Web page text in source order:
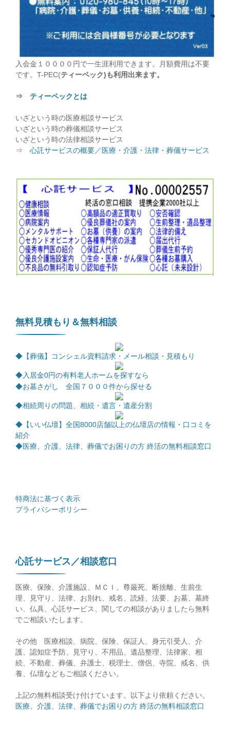
入会金１００００円で一生涯利用できます。月額費用は不要
です。T-PEC(ティーペック)も利用出来ます。
⇒ ティーペックとは
いざという時の医療相談サービス
いざという時の葬儀相談サービス
いざという時の法律相談サービス
⇒ 心託サービスの概要／医療・介護・法律・葬儀サービス
無料見積もり＆無料相談
◆【葬儀】コンシェル資料請求・メール相談・見積もり
◆入居金0円の有料老人ホームを探すなら
◆お墓さがし 全国７０００件から探せる
◆相続周りの問題、相続・遺言・遺産分割
◆【いい仏壇】全国8000店舗以上の仏壇店の情報・口コミを
紹介
◆医療、介護、法律、葬儀でお困りの方 終活の無料相談窓口
特商法に基づく表示
プライバシーポリシー
心託サービス／相談窓口
医療、保険、介護施設、ＭＣＩ、尊厳死、断捨離、生前生
理、見守り、法律、お別れ、戒名、読経、法要、お墓、墓終
い、仏具、心託サービス、関しての相談がありましたら無料
でご相談いたします。
その他 医療相談、病院、保険、保証人、身元引受人、介
護、認知症予防、見守り、不用品、遺品整理、法律家、相
続、不動産、葬儀、弁護士、税理士、僧侶、寺院、戒名、供
養、仏壇などもご相談ください。
上記の無料相談受け付けています。以下より依頼ください。
医療、介護、法律、葬儀でお困りの方 終活の無料相談窓口